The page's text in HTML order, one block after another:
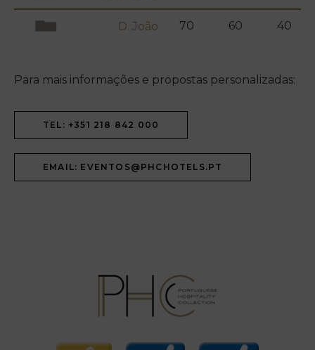
D. João 70 60 40
Para mais informações e propostas personalizadas:
TEL: +351 218 842 000
EMAIL: EVENTOS@PHCHOTELS.PT